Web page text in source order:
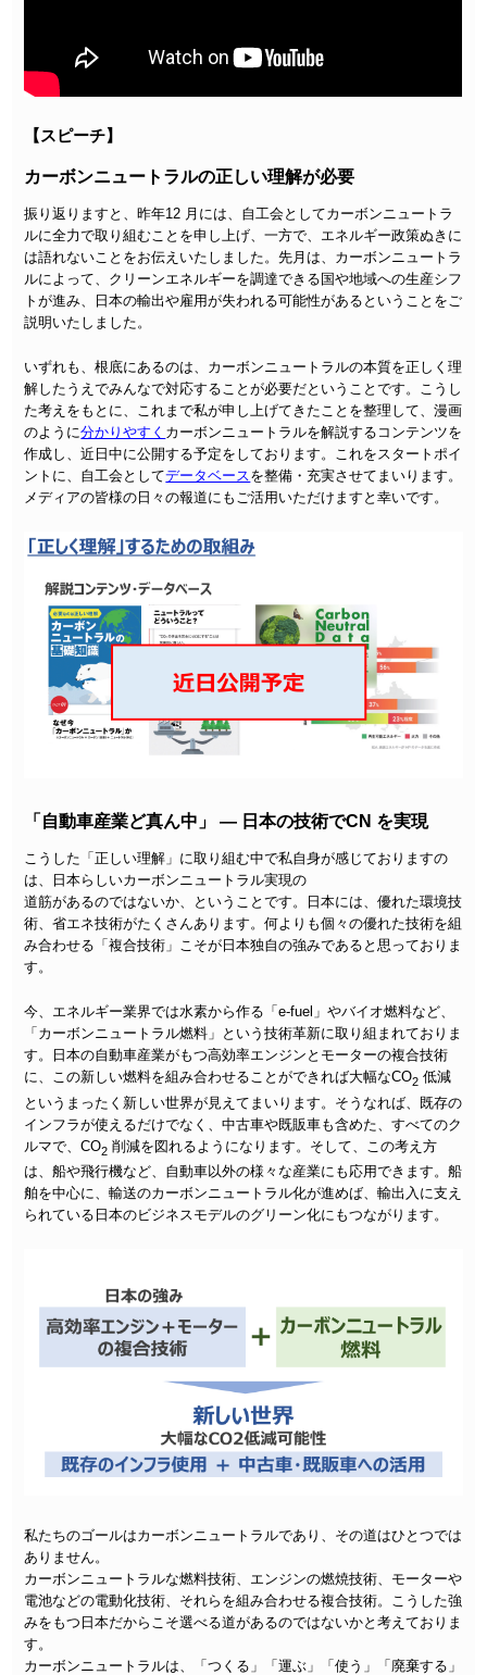
【スピーチ】
カーボンニュートラルの正しい理解が必要
振り返りますと、昨年12 月には、自工会としてカーボンニュートラ
ルに全力で取り組むことを申し上げ、一方で、エネルギー政策ぬきに
は語れないことをお伝えいたしました。先月は、カーボンニュートラ
ルによって、クリーンエネルギーを調達できる国や地域への生産シフ
トが進み、日本の輸出や雇用が失われる可能性があるということをご
説明いたしました。
いずれも、根底にあるのは、カーボンニュートラルの本質を正しく理
解したうえでみんなで対応することが必要だということです。こうし
た考えをもとに、これまで私が申し上げてきたことを整理して、漫画
のように分かりやすく カーボンニュートラルを解説するコンテンツを
作成し、近日中に公開する予定をしております。これをスタートポイ
ントに、自工会としてデータベースを整備・充実させてまいります。
メディアの皆様の日々の報道にもご活用いただけますと幸いです。
「自動車産業ど真ん中」 — 日本の技術でCN を実現
こうした「正しい理解」に取り組む中で私自身が感じておりますの
は、日本らしいカーボンニュートラル実現の
道筋があるのではないか、ということです。日本には、優れた環境技
術、省エネ技術がたくさんあります。何よりも個々の優れた技術を組
み合わせる「複合技術」こそが日本独自の強みであると思っておりま
す。
今、エネルギー業界では水素から作る「e-fuel」やバイオ燃料など、
「カーボンニュートラル燃料」という技術革新に取り組まれておりま
す。日本の自動車産業がもつ高効率エンジンとモーターの複合技術
に、この新しい燃料を組み合わせることができれば大幅なCO2 低減
というまったく新しい世界が見えてまいります。そうなれば、既存の
インフラが使えるだけでなく、中古車や既販車も含めた、すべてのク
ルマで、CO2 削減を図れるようになります。そして、この考え方
は、船や飛行機など、自動車以外の様々な産業にも応用できます。船
舶を中心に、輸送のカーボンニュートラル化が進めば、輸出入に支え
られている日本のビジネスモデルのグリーン化にもつながります。
私たちのゴールはカーボンニュートラルであり、その道はひとつでは
ありません。
カーボンニュートラルな燃料技術、エンジンの燃焼技術、モーターや
電池などの電動化技術、それらを組み合わせる複合技術。こうした強
みをもつ日本だからこそ選べる道があるのではないかと考えておりま
す。
カーボンニュートラルは、「つくる」「運ぶ」「使う」「廃棄する」